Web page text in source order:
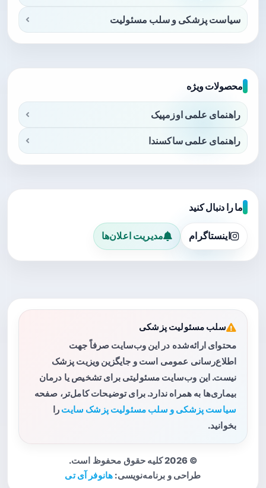
سیاست پزشکی و سلب مسئولیت
محصولات ویژه
راهنمای علمی اوزمپیک
راهنمای علمی ساکسندا
ما را دنبال کنید
اینستاگرام مدیریت اعلان‌ها
سلب مسئولیت پزشکی
محتوای ارائه‌شده در این وب‌سایت صرفاً جهت
اطلاع‌رسانی عمومی است و جایگزین ویزیت پزشک
نیست. این وب‌سایت مسئولیتی برای تشخیص یا درمان
بیماری‌ها به همراه ندارد. برای توضیحات کامل‌تر، صفحه
سیاست پزشکی و سلب مسئولیت پزشک سایت را
بخوانید.
© 2026 کلیه حقوق محفوظ است.
طراحی و برنامه‌نویسی: هانوفر آی تی